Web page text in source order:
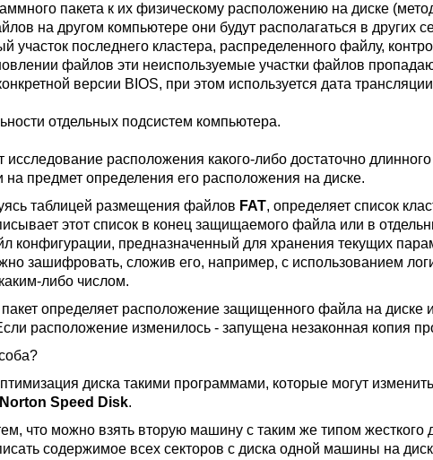
пакета к их физическому расположению на диске
на другом компьютере они будут располагаться в других
участок последнего кластера, распределенного файлу,
файлов эти неиспользуемые участки файлов
версии BIOS, при этом используется дата
отдельных подсистем компьютера.
расположения какого-либо достаточно
на предмет определения его расположения на диске.
таблицей размещения файлов FAT, определяет список
этот список в конец защищаемого файла или в
конфигурации, предназначенный для хранения текущих
зашифровать, сложив его, например, с использованием
либо числом.
определяет расположение защищенного файла на диске
расположение изменилось - запущена незаконная копия
диска такими программами, которые могут
Norton Speed Disk.
что можно взять вторую машину с таким же типом
содержимое всех секторов с диска одной машины на диск